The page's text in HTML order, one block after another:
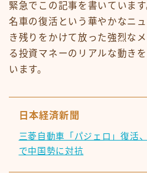
緊急でこの記事を書いていま
名車の復活という華やかなニ
き残りをかけて放った強烈な
る投資マネーのリアルな動き
います。
日本経済新聞
三菱自動車「パジェロ」復活
で中国勢に対抗